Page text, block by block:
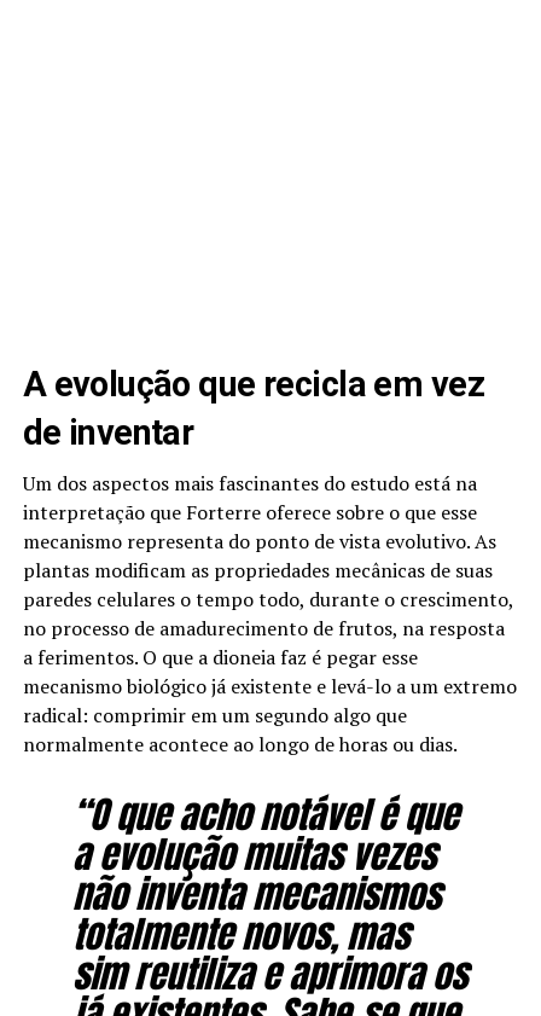
A evolução que recicla em vez
de inventar
Um dos aspectos mais fascinantes do estudo está na
interpretação que Forterre oferece sobre o que esse
mecanismo representa do ponto de vista evolutivo. As
plantas modificam as propriedades mecânicas de suas
paredes celulares o tempo todo, durante o crescimento,
no processo de amadurecimento de frutos, na resposta
a ferimentos. O que a dioneia faz é pegar esse
mecanismo biológico já existente e levá-lo a um extremo
radical: comprimir em um segundo algo que
normalmente acontece ao longo de horas ou dias.
“O que acho notável é que
a evolução muitas vezes
não inventa mecanismos
totalmente novos, mas
sim reutiliza e aprimora os